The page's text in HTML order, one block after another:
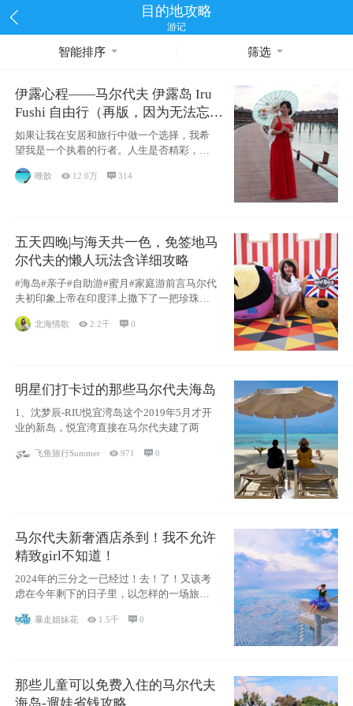
目的地攻略
游记
智能排序 筛选
伊露心程——马尔代夫 伊露岛 Iru
Fushi 自由行（再版，因为无法忘却
的留恋）
如果让我在安居和旅行中做一个选择，我希
望我是一个执着的行者。人生是否精彩，都
源于自己
唯歆  12.0万  314
五天四晚|与海天共一色，免签地马
尔代夫的懒人玩法含详细攻略
#海岛#亲子#自助游#蜜月#家庭游前言马尔代
夫初印象上帝在印度洋上撒下了一把珍珠，
北海情歌 2.2千 0
明星们打卡过的那些马尔代夫海岛
1、沈梦辰-RIU悦宜湾岛这个2019年5月才开
业的新岛，悦宜湾直接在马尔代夫建了两
飞鱼旅行Summer 971 0
马尔代夫新奢酒店杀到！我不允许
精致girl不知道！
2024年的三分之一已经过！去！了！又该考
虑在今年剩下的日子里，以怎样的一场旅行
暴走姐妹花  1.5千 0
那些儿童可以免费入住的马尔代夫